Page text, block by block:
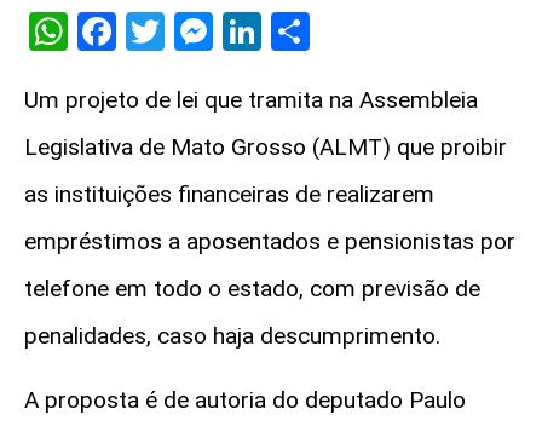
WhatsApp
Facebook
Twitter
Messenger
LinkedIn
Um projeto de lei que tramita na Assembleia
Legislativa de Mato Grosso (ALMT) que proibir
as instituições financeiras de realizarem
empréstimos a aposentados e pensionistas por
telefone em todo o estado, com previsão de
penalidades, caso haja descumprimento.
A proposta é de autoria do deputado Paulo